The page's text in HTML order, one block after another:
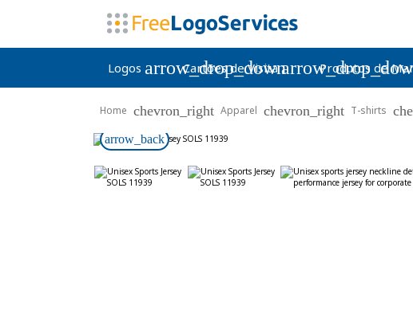
Logos arrow_drop_down
Cartões de Visita Produtos de
Home chevron_right Apparel chevron_right T-shirts
arrow_back